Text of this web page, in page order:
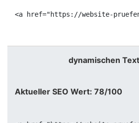
<a href="https://website-
dynamischen
Aktueller SEO Wert: 78/100